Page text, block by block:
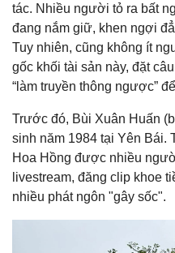
tác. Nhiều người tỏ ra bất
đang nắm giữ, khen ngợi
Tuy nhiên, cũng không ít
gốc khối tài sản này, đặt
“làm truyền thông ngược”
Trước đó, Bùi Xuân Huấn
sinh năm 1984 tại Yên Bái.
Hoa Hồng được nhiều
livestream, đăng clip khoe
nhiều phát ngôn "gây sốc".